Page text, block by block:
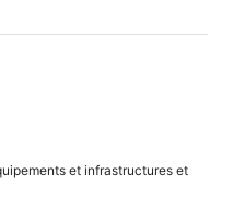
et infrastructures et